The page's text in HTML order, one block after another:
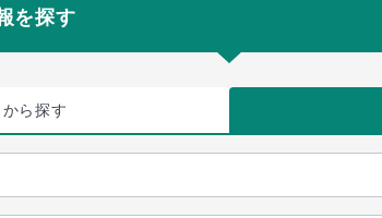
を探す
から探す